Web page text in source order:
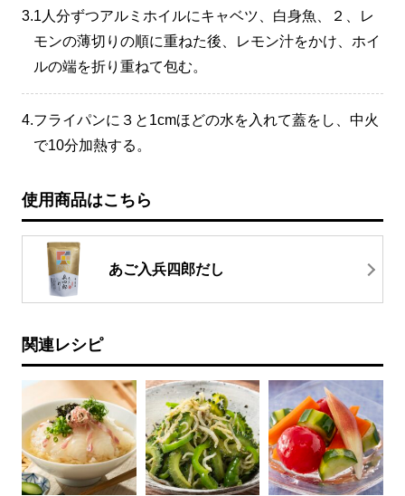
3.1人分ずつアルミホイルにキャベツ、白身魚、２、レ
モンの薄切りの順に重ねた後、レモン汁をかけ、ホイ
ルの端を折り重ねて包む。
4.フライパンに３と1cmほどの水を入れて蓋をし、中火
で10分加熱する。
使用商品はこちら
あご入兵四郎だし
関連レシピ